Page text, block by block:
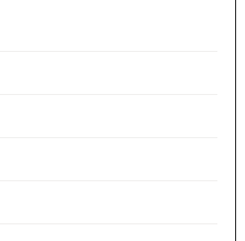
利用に関して